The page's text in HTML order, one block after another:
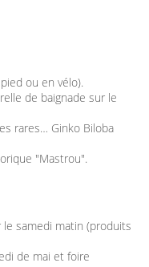
ou en vélo).
de baignade sur le
rares… Ginko Biloba
"Mastrou".
samedi matin (produits
de mai et foire